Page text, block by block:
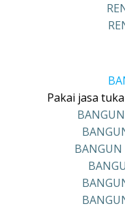
Pakai jasa
BANGUN